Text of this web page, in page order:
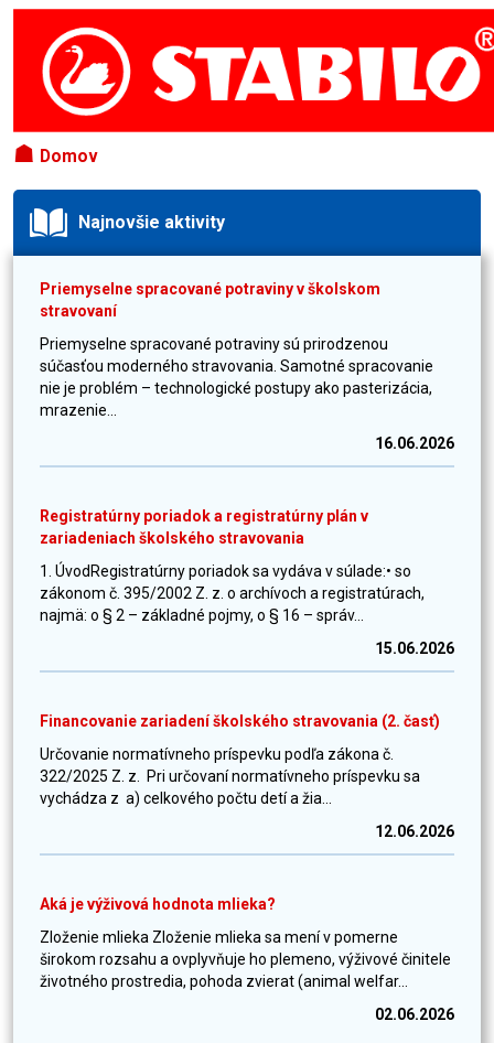
☗ Domov
Najnovšie aktivity
Priemyselne spracované potraviny v školskom
stravovaní
Priemyselne spracované potraviny sú prirodzenou
súčasťou moderného stravovania. Samotné spracovanie
nie je problém – technologické postupy ako pasterizácia,
mrazenie...
16.06.2026
Registratúrny poriadok a registratúrny plán v
zariadeniach školského stravovania
1. ÚvodRegistratúrny poriadok sa vydáva v súlade:• so
zákonom č. 395/2002 Z. z. o archívoch a registratúrach,
najmä: o § 2 – základné pojmy, o § 16 – správ...
15.06.2026
Financovanie zariadení školského stravovania (2. časť)
Určovanie normatívneho príspevku podľa zákona č.
322/2025 Z. z. Pri určovaní normatívneho príspevku sa
vychádza z a) celkového počtu detí a žia...
12.06.2026
Aká je výživová hodnota mlieka?
Zloženie mlieka Zloženie mlieka sa mení v pomerne
širokom rozsahu a ovplyvňuje ho plemeno, výživové činitele
životného prostredia, pohoda zvierat (animal welfar...
02.06.2026